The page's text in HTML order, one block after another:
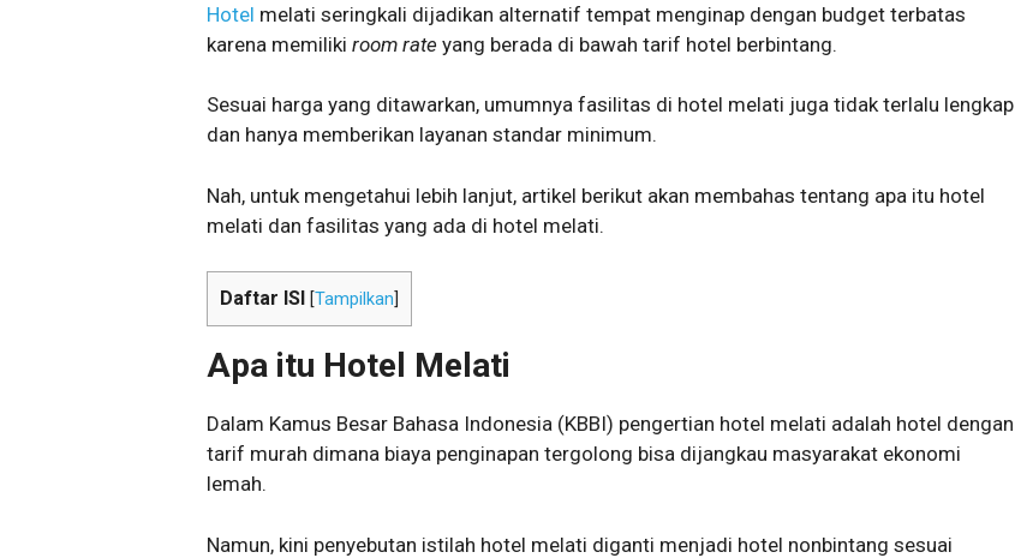
Hotel melati seringkali dijadikan alternatif tempat menginap dengan budget terbatas
karena memiliki room rate yang berada di bawah tarif hotel berbintang.
Sesuai harga yang ditawarkan, umumnya fasilitas di hotel melati juga tidak terlalu lengkap
dan hanya memberikan layanan standar minimum.
Nah, untuk mengetahui lebih lanjut, artikel berikut akan membahas tentang apa itu hotel
melati dan fasilitas yang ada di hotel melati.
Daftar ISI [Tampilkan
Apa itu Hotel Melati
Dalam Kamus Besar Bahasa Indonesia (KBBI) pengertian hotel melati adalah hotel dengan
tarif murah dimana biaya penginapan tergolong bisa dijangkau masyarakat ekonomi
lemah.
Namun, kini penyebutan istilah hotel melati diganti menjadi hotel nonbintang sesuai